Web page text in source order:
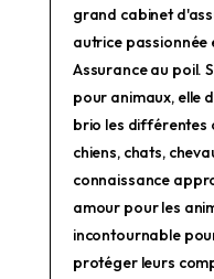
grand cabinet
autrice passionnée
Assurance au poil.
pour animaux, elle
brio les différentes
chiens, chats,
connaissance
amour pour les
incontournable
protéger leurs